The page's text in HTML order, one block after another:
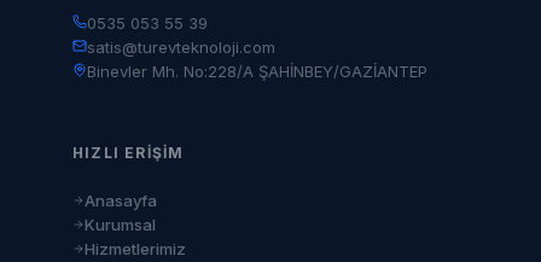
0535 053 55 39
satis@turevteknoloji.com
Binevler Mh. No:228/A ŞAHİNBEY/GAZİANTEP
HIZLI ERIŞIM
Anasayfa
Kurumsal
Hizmetlerimiz